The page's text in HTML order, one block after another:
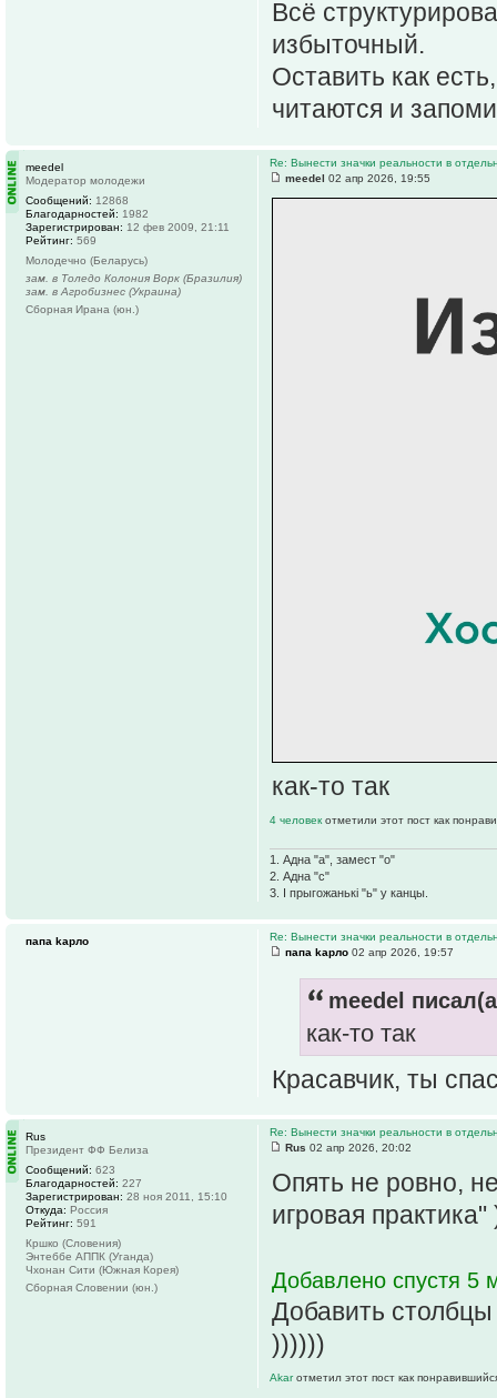
Всё
избыточный.
Оставить как
читаются и
Re: Вынести значки реальности в
meedel 02 апр 2026, 19:55
как-то так
4 человек отметили этот пост как
1. Адна "а", замест "о"
2. Адна "с"
3. І прыгожанькі "ь" у канцы.
meedel
Модератор молодежи
Сообщений: 12868
Благодарностей: 1982
Зарегистрирован: 12 фев 2009, 21:11
Рейтинг: 569
Молодечно (Беларусь)
зам. в Толедо Колония Ворк (Бразилия)
зам. в Агробизнес (Украина)
Сборная Ирана (юн.)
Re: Вынести значки реальности в
папа kарло 02 апр 2026, 19:57
meedel
как-то так
Красавчик, ты
папа kарло
Re: Вынести значки реальности в
Rus 02 апр 2026, 20:02
Опять не ровно,
игровая практика"
Добавлено спустя 5
Добавить
))))))
Akarотметил этот пост как
Rus
Президент ФФ Белиза
Сообщений: 623
Благодарностей: 227
Зарегистрирован: 28 ноя 2011, 15:10
Откуда: Россия
Рейтинг: 591
Кршко (Словения)
Энтеббе АППК (Уганда)
Чхонан Сити (Южная Корея)
Сборная Словении (юн.)